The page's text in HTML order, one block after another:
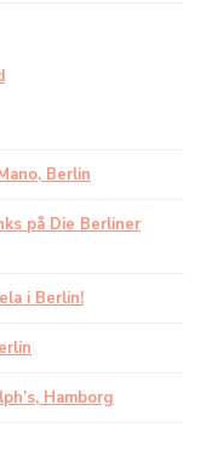
Berlin
på Die Berliner
i Berlin!
Hamborg